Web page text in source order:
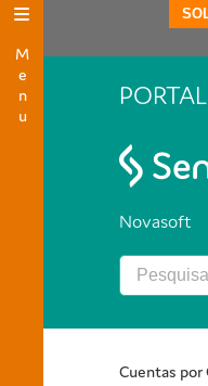
Menu
Novasoft
Cuentas por